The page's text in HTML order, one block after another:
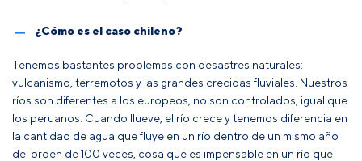
¿Cómo es el caso chileno?
Tenemos bastantes problemas con desastres naturales:
vulcanismo, terremotos y las grandes crecidas fluviales. Nuestros
ríos son diferentes a los europeos, no son controlados, igual que
los peruanos. Cuando llueve, el río crece y tenemos diferencia en
la cantidad de agua que fluye en un río dentro de un mismo año
del orden de 100 veces, cosa que es impensable en un río que